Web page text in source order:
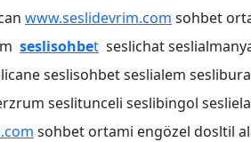
www.seslidevrim.com sohbet
seslisohbet seslichat
seslisohbet seslialem
seslitunceli seslibingol
sohbet ortami engözel dosltil